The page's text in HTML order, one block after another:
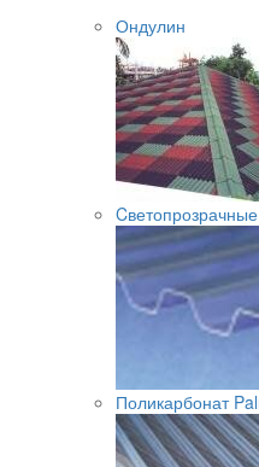
Ондулин
Поликарбонат